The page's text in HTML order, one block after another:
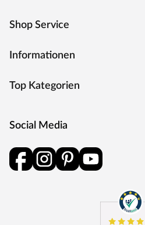
Shop Service
Informationen
Top Kategorien
Social Media